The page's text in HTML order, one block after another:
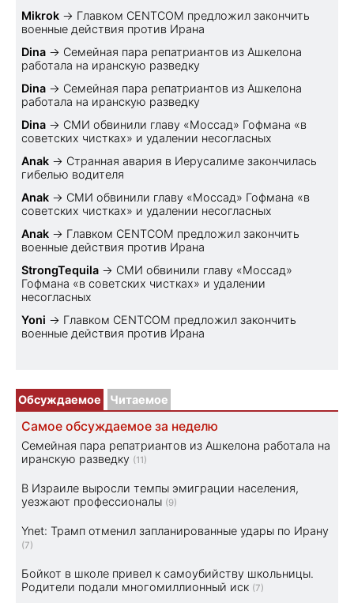
Mikrok → Главком CENTCOM предложил закончить
военные действия против Ирана
Dina → Семейная пара репатриантов из Ашкелона
работала на иранскую разведку
Dina → Семейная пара репатриантов из Ашкелона
работала на иранскую разведку
Dina → СМИ обвинили главу «Моссад» Гофмана «в
советских чистках» и удалении несогласных
Anak → Странная авария в Иерусалиме закончилась
гибелью водителя
Anak → СМИ обвинили главу «Моссад» Гофмана «в
советских чистках» и удалении несогласных
Anak → Главком CENTCOM предложил закончить
военные действия против Ирана
StrongTequila → СМИ обвинили главу «Моссад»
Гофмана «в советских чистках» и удалении
несогласных
Yoni → Главком CENTCOM предложил закончить
военные действия против Ирана
Обсуждаемое Читаемое
Самое обсуждаемое за неделю
Семейная пара репатриантов из Ашкелона работала на
иранскую разведку (11)
В Израиле выросли темпы эмиграции населения,
уезжают профессионалы (9)
Ynet: Трамп отменил запланированные удары по Ирану
(7)
Бойкот в школе привел к самоубийству школьницы.
Родители подали многомиллионный иск (7)